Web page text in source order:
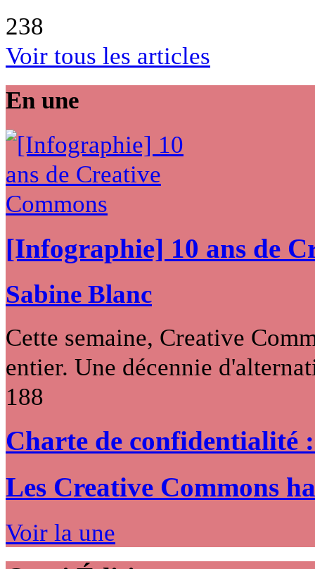
238
Voir tous les articles
En une
[Infographie] 10 ans de
Sabine Blanc
Cette semaine, Creative
entier. Une décennie
188
Charte de confidentialité
Les Creative Commons
Voir la une